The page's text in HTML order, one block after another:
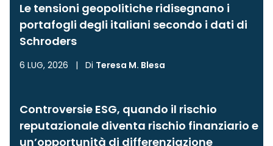
Le tensioni geopolitiche ridisegnano i
portafogli degli italiani secondo i dati di
Schroders
6 LUG, 2026 | Di Teresa M. Blesa
Controversie ESG, quando il rischio
reputazionale diventa rischio finanziario e
un’opportunità di differenziazione